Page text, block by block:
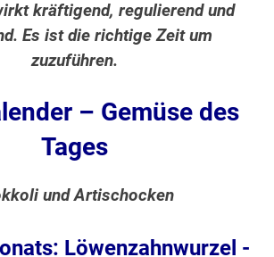
kräftigend, regulierend und
Es ist die richtige Zeit um
zuzuführen.
– Gemüse des
Tages
und Artischocken
Löwenzahnwurzel -